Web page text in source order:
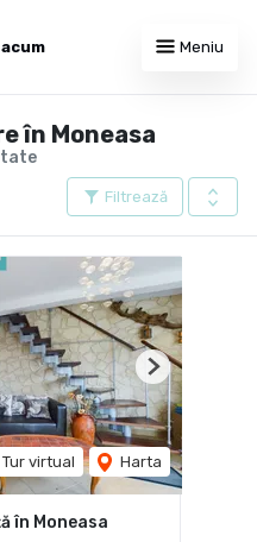
Meniu
în Moneasa
Filtrează
Tur virtual Harta
Next
în Moneasa